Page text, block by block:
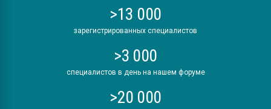
>13 000
зарегистрированных специалистов
>3 000
специалистов в день на нашем форуме
>20 000